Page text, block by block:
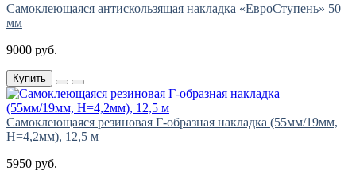
Самоклеющаяся антискользящая накладка «ЕвроСтупень» 50
мм
9000 руб.
Купить
Самоклеющаяся резиновая Г-образная накладка (55мм/19мм,
H=4,2мм), 12,5 м
5950 руб.